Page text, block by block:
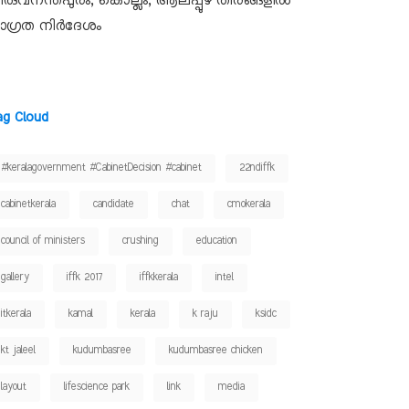
നിർദേശം
Cloud
#keralagovernment #CabinetDecision #cabinet 22ndiffk
cabinetkerala candidate chat cmokerala
council of ministers crushing education
gallery iffk 2017 iffkkerala intel
itkerala kamal kerala k raju ksidc
kt jaleel kudumbasree kudumbasree chicken
layout lifescience park link media